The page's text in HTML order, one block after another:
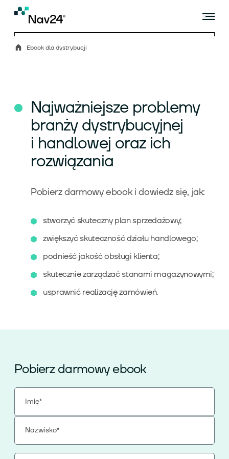
Rozszerzenia
Ebook dla dystrybucji
Najważniejsze problemy
branży dystrybucyjnej
i handlowej oraz ich
rozwiązania
Pobierz darmowy ebook i dowiedz się, jak:
stworzyć skuteczny plan sprzedażowy;
zwiększyć skuteczność działu handlowego;
podnieść jakość obsługi klienta;
skutecznie zarządzać stanami magazynowymi;
usprawnić realizację zamówień.
Pobierz darmowy ebook